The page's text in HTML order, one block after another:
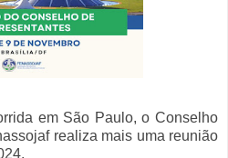
em São Paulo, o Conselho
realiza mais uma reunião